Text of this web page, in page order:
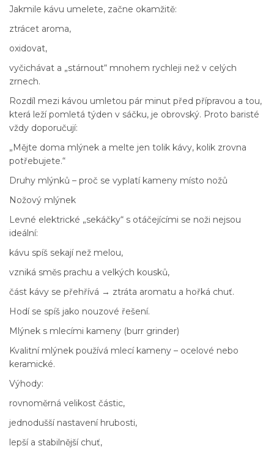
Jakmile kávu umelete, začne okamžitě:
ztrácet aroma,
oxidovat,
vyčichávat a „stárnout“ mnohem rychleji než v celých
zrnech.
Rozdíl mezi kávou umletou pár minut před přípravou a tou,
která leží pomletá týden v sáčku, je obrovský. Proto baristé
vždy doporučují:
„Mějte doma mlýnek a melte jen tolik kávy, kolik zrovna
potřebujete.“
Druhy mlýnků – proč se vyplatí kameny místo nožů
Nožový mlýnek
Levné elektrické „sekáčky“ s otáčejícími se noži nejsou
ideální:
kávu spíš sekají než melou,
vzniká směs prachu a velkých kousků,
část kávy se přehřívá → ztráta aromatu a hořká chuť.
Hodí se spíš jako nouzové řešení.
Mlýnek s mlecími kameny (burr grinder)
Kvalitní mlýnek používá mlecí kameny – ocelové nebo
keramické.
Výhody:
rovnoměrná velikost částic,
jednodušší nastavení hrubosti,
lepší a stabilnější chuť,